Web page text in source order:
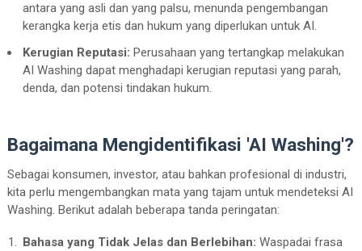
antara yang asli dan yang palsu, menunda pengembangan
kerangka kerja etis dan hukum yang diperlukan untuk AI.
Kerugian Reputasi: Perusahaan yang tertangkap melakukan
AI Washing dapat menghadapi kerugian reputasi yang parah,
denda, dan potensi tindakan hukum.
Bagaimana Mengidentifikasi 'AI Washing'?
Sebagai konsumen, investor, atau bahkan profesional di industri,
kita perlu mengembangkan mata yang tajam untuk mendeteksi AI
Washing. Berikut adalah beberapa tanda peringatan:
Bahasa yang Tidak Jelas dan Berlebihan: Waspadai frasa